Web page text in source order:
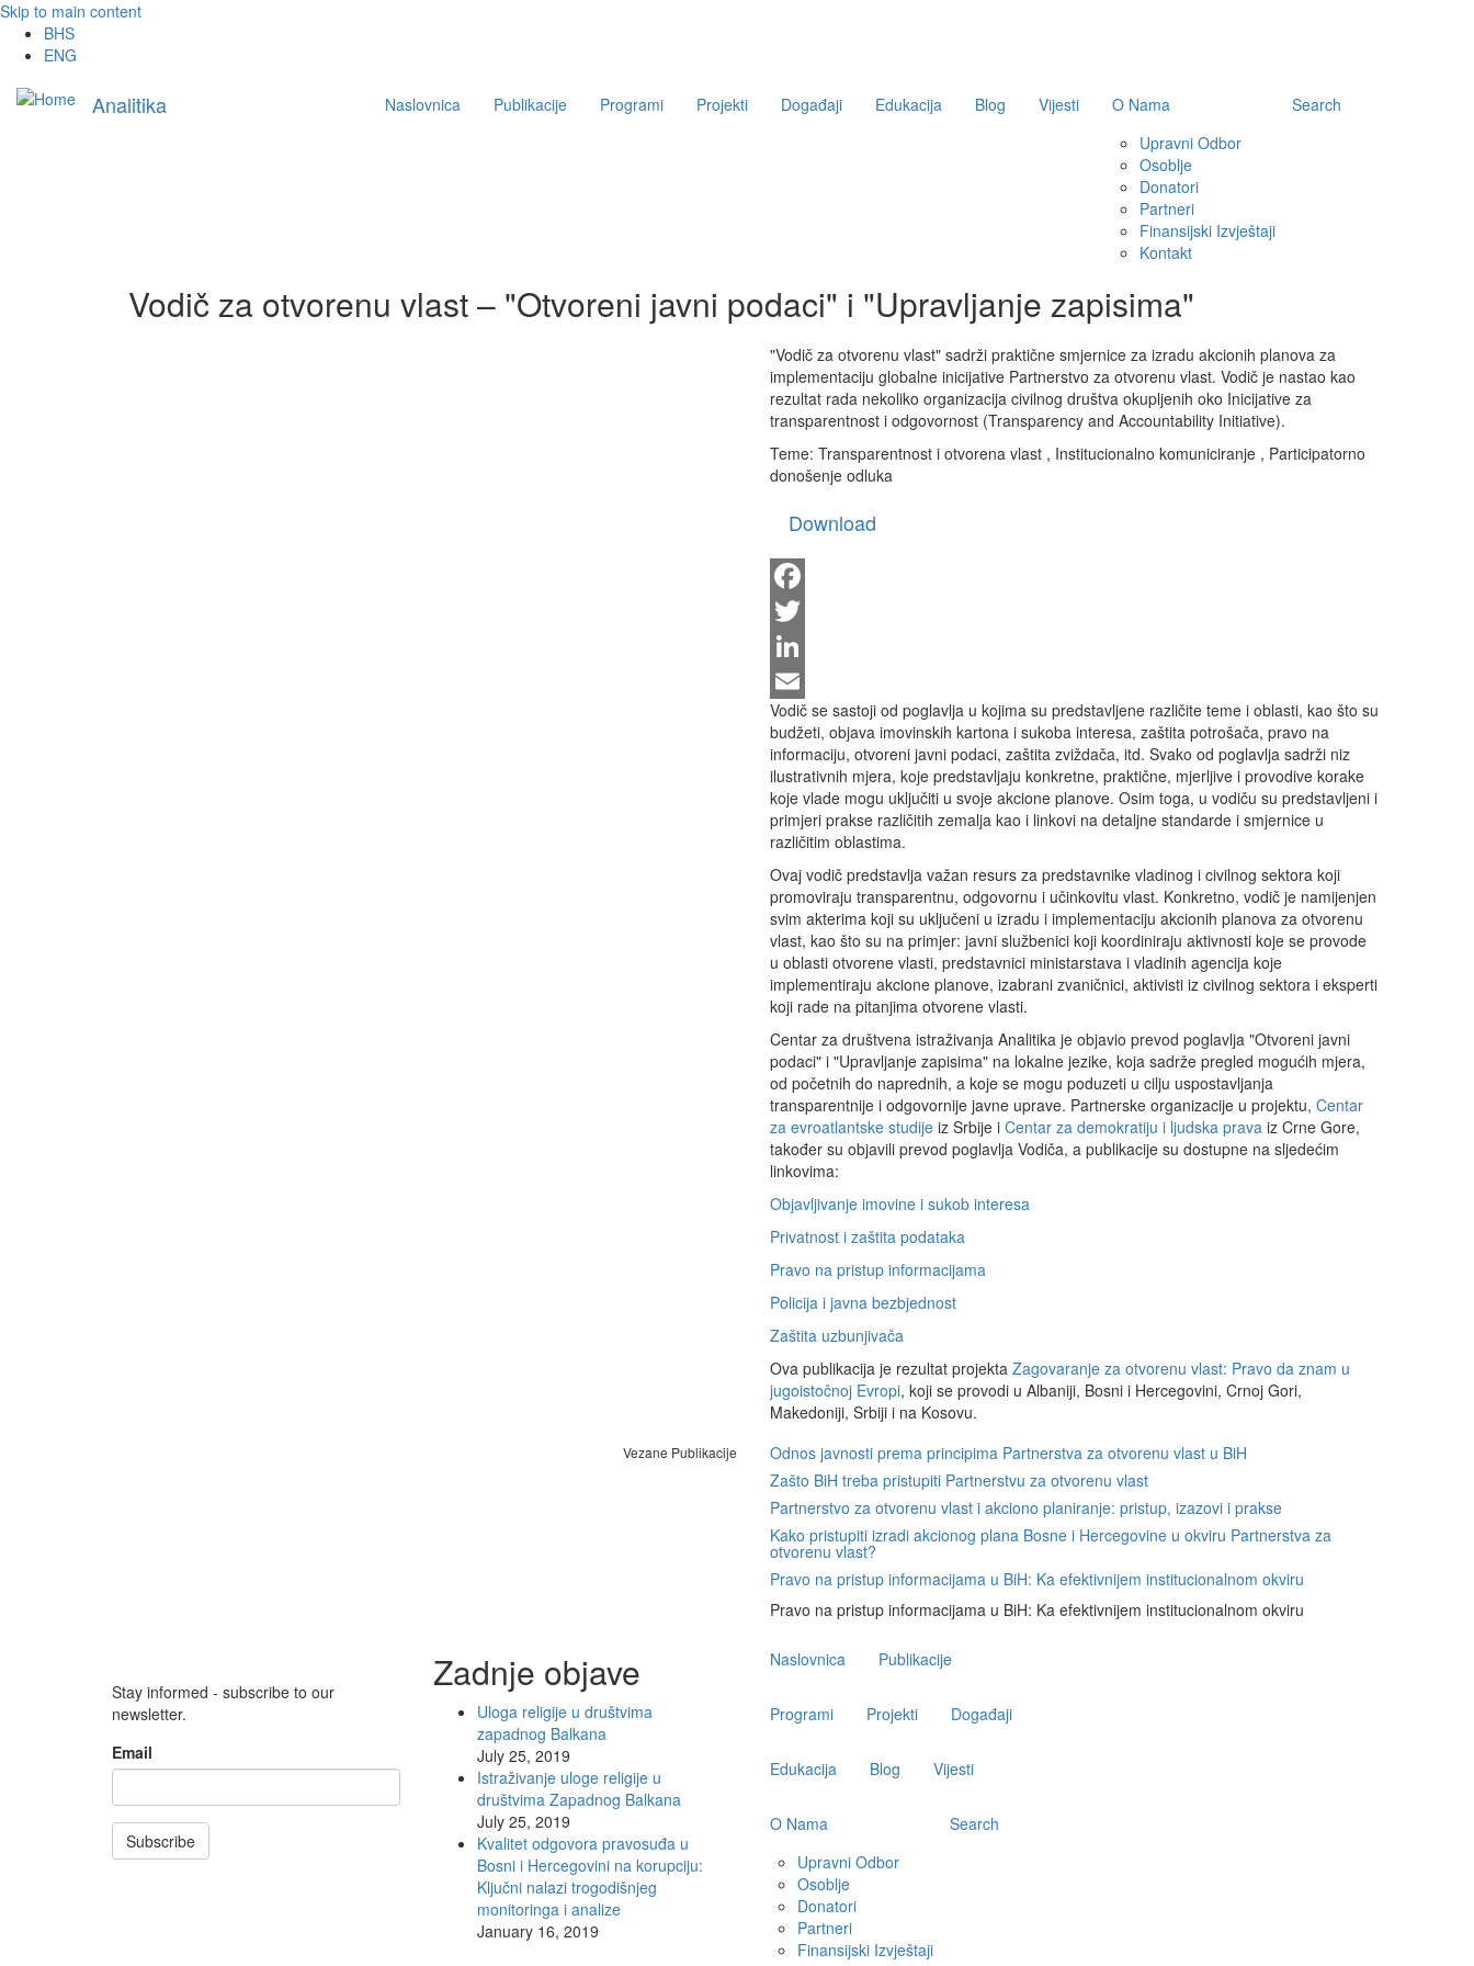
Skip to main content
BHS
ENG
Analitika
Main Naslovnica Publikacije Programi Projekti Događaji Edukacija Blog Vijesti
O Nama
Upravni Odbor
Osoblje
Donatori
Partneri
Finansijski Izvještaji
Kontakt
Search
Vodič za otvorenu vlast – "Otvoreni javni podaci" i "Upravljanje zapisima"
"Vodič za otvorenu vlast" sadrži praktične smjernice za izradu akcionih planova za
implementaciju globalne inicijative Partnerstvo za otvorenu vlast. Vodič je nastao kao
rezultat rada nekoliko organizacija civilnog društva okupljenih oko Inicijative za
transparentnost i odgovornost (Transparency and Accountability Initiative).
Teme: Transparentnost i otvorena vlast , Institucionalno komuniciranje , Participatorno
donošenje odluka
Download
Facebook
Twitter
LinkedIn
Email
Vodič se sastoji od poglavlja u kojima su predstavljene različite teme i oblasti, kao što su
budžeti, objava imovinskih kartona i sukoba interesa, zaštita potrošača, pravo na
informaciju, otvoreni javni podaci, zaštita zviždača, itd. Svako od poglavlja sadrži niz
ilustrativnih mjera, koje predstavljaju konkretne, praktične, mjerljive i provodive korake
koje vlade mogu uključiti u svoje akcione planove. Osim toga, u vodiču su predstavljeni i
primjeri prakse različitih zemalja kao i linkovi na detaljne standarde i smjernice u
različitim oblastima.
Ovaj vodič predstavlja važan resurs za predstavnike vladinog i civilnog sektora koji
promoviraju transparentnu, odgovornu i učinkovitu vlast. Konkretno, vodič je namijenjen
svim akterima koji su uključeni u izradu i implementaciju akcionih planova za otvorenu
vlast, kao što su na primjer: javni službenici koji koordiniraju aktivnosti koje se provode
u oblasti otvorene vlasti, predstavnici ministarstava i vladinih agencija koje
implementiraju akcione planove, izabrani zvaničnici, aktivisti iz civilnog sektora i eksperti
koji rade na pitanjima otvorene vlasti.
Centar za društvena istraživanja Analitika je objavio prevod poglavlja "Otvoreni javni
podaci" i "Upravljanje zapisima" na lokalne jezike, koja sadrže pregled mogućih mjera,
od početnih do naprednih, a koje se mogu poduzeti u cilju uspostavljanja
transparentnije i odgovornije javne uprave. Partnerske organizacije u projektu, Centar
za evroatlantske studije iz Srbije i Centar za demokratiju i ljudska prava iz Crne Gore,
također su objavili prevod poglavlja Vodiča, a publikacije su dostupne na sljedećim
linkovima:
Objavljivanje imovine i sukob interesa
Privatnost i zaštita podataka
Pravo na pristup informacijama
Policija i javna bezbjednost
Zaštita uzbunjivača
Ova publikacija je rezultat projekta Zagovaranje za otvorenu vlast: Pravo da znam u
jugoistočnoj Evropi, koji se provodi u Albaniji, Bosni i Hercegovini, Crnoj Gori,
Makedoniji, Srbiji i na Kosovu.
Vezane Publikacije
Odnos javnosti prema principima Partnerstva za otvorenu vlast u BiH
Zašto BiH treba pristupiti Partnerstvu za otvorenu vlast
Partnerstvo za otvorenu vlast i akciono planiranje: pristup, izazovi i prakse
Kako pristupiti izradi akcionog plana Bosne i Hercegovine u okviru Partnerstva za
otvorenu vlast?
Pravo na pristup informacijama u BiH: Ka efektivnijem institucionalnom okviru
Pravo na pristup informacijama u BiH: Ka efektivnijem institucionalnom okviru
Stay informed - subscribe to our
newsletter.
Email
Subscribe
Zadnje objave
Uloga religije u društvima
zapadnog Balkana
July 25, 2019
Istraživanje uloge religije u
društvima Zapadnog Balkana
July 25, 2019
Kvalitet odgovora pravosuđa u
Bosni i Hercegovini na korupciju:
Ključni nalazi trogodišnjeg
monitoringa i analize
January 16, 2019
Main
Naslovnica Publikacije
Programi Projekti Događaji
Edukacija Blog Vijesti
O Nama
Upravni Odbor
Osoblje
Donatori
Partneri
Finansijski Izvještaji
Search